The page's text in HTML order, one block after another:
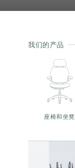
我们的产品
座椅和坐凳